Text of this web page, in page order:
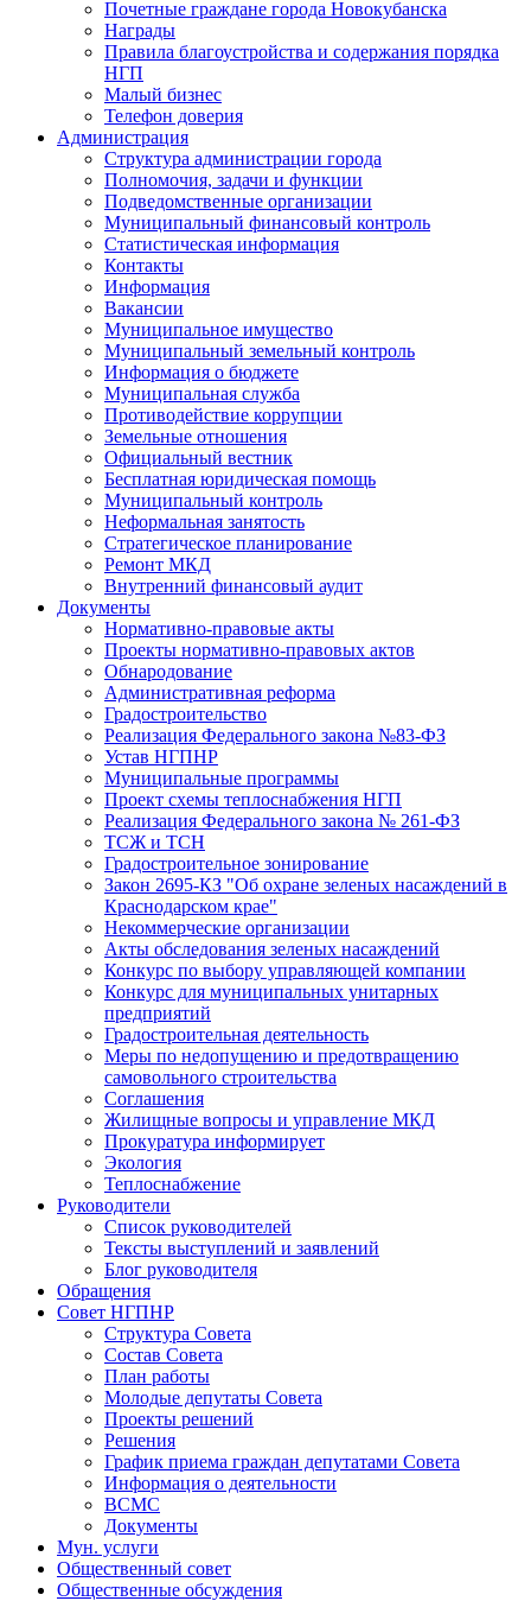
Почетные граждане города Новокубанска
Награды
Правила благоустройства и содержания порядка
НГП
Малый бизнес
Телефон доверия
Администрация
Структура администрации города
Полномочия, задачи и функции
Подведомственные организации
Муниципальный финансовый контроль
Статистическая информация
Контакты
Информация
Вакансии
Муниципальное имущество
Муниципальный земельный контроль
Информация о бюджете
Муниципальная служба
Противодействие коррупции
Земельные отношения
Официальный вестник
Бесплатная юридическая помощь
Муниципальный контроль
Неформальная занятость
Стратегическое планирование
Ремонт МКД
Внутренний финансовый аудит
Документы
Нормативно-правовые акты
Проекты нормативно-правовых актов
Обнародование
Административная реформа
Градостроительство
Реализация Федерального закона №83-ФЗ
Устав НГПНР
Муниципальные программы
Проект схемы теплоснабжения НГП
Реализация Федерального закона № 261-ФЗ
ТСЖ и ТСН
Градостроительное зонирование
Закон 2695-КЗ "Об охране зеленых насаждений в
Краснодарском крае"
Некоммерческие организации
Акты обследования зеленых насаждений
Конкурс по выбору управляющей компании
Конкурс для муниципальных унитарных
предприятий
Градостроительная деятельность
Меры по недопущению и предотвращению
самовольного строительства
Соглашения
Жилищные вопросы и управление МКД
Прокуратура информирует
Экология
Теплоснабжение
Руководители
Список руководителей
Тексты выступлений и заявлений
Блог руководителя
Обращения
Совет НГПНР
Структура Совета
Состав Совета
План работы
Молодые депутаты Совета
Проекты решений
Решения
График приема граждан депутатами Совета
Информация о деятельности
ВСМС
Документы
Мун. услуги
Общественный совет
Общественные обсуждения